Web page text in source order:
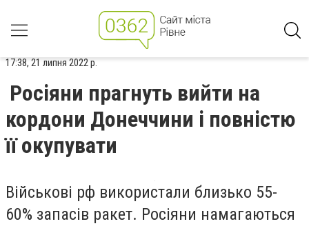
17:38, 21 липня 2022 р.
Росіяни прагнуть вийти на
кордони Донеччини і повністю
її окупувати
Військові рф використали близько 55-
60% запасів ракет. Росіяни намагаються